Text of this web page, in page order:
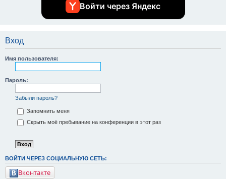
Войти через Яндекс
Вход
Имя пользователя:
Пароль:
Забыли пароль?
Запомнить меня
Скрыть моё пребывание на конференции в этот раз
ВОЙТИ ЧЕРЕЗ СОЦИАЛЬНУЮ СЕТЬ:
Вконтакте